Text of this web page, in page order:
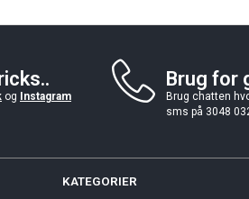
og Instagram
Brug for
Brug chatten
sms på 3048
KATEGORIER